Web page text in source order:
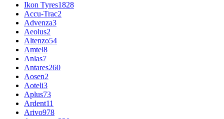
Ikon Tyres1828
Accu-Trac2
Advenza3
Aeolus2
Altenzo54
Amtel8
Anlas7
Antares260
Aosen2
Aoteli3
Aplus73
Ardent11
Arivo978